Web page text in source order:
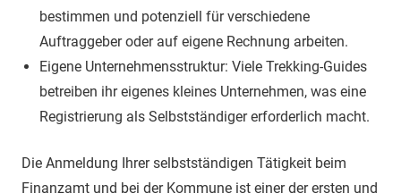
bestimmen und potenziell für verschiedene
Auftraggeber oder auf eigene Rechnung arbeiten.
Eigene Unternehmensstruktur: Viele Trekking-Guides
betreiben ihr eigenes kleines Unternehmen, was eine
Registrierung als Selbstständiger erforderlich macht.
Die Anmeldung Ihrer selbstständigen Tätigkeit beim
Finanzamt und bei der Kommune ist einer der ersten und